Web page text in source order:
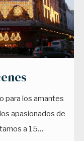
para los amantes
apasionados de
a 15…